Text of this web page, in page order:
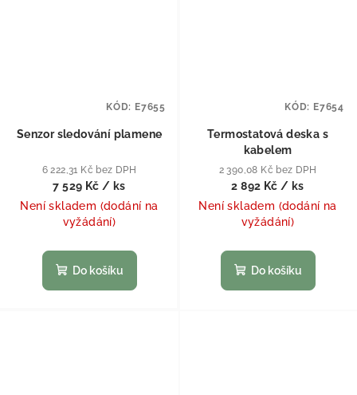
Senzor sledování plamene
6 222,31 Kč bez DPH
7 529 Kč / ks
Není skladem (dodání na
vyžádání)
Do košíku
KÓD: E7655
Termostatová deska s
kabelem
2 390,08 Kč bez DPH
2 892 Kč / ks
Není skladem (dodání na
vyžádání)
Do košíku
KÓD: E7654